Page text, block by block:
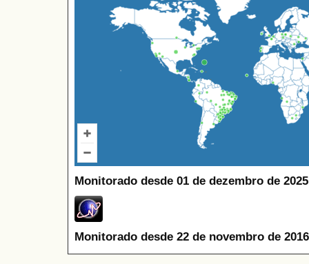
Monitorado desde 01 de dezembro de
Monitorado desde 22 de novembro de